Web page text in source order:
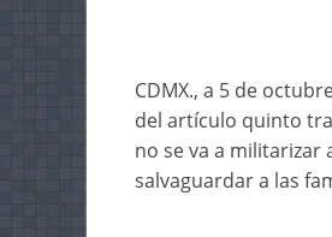
CDMX., a 5 de
del artículo quinto
no se va a militarizar
salvaguardar a las